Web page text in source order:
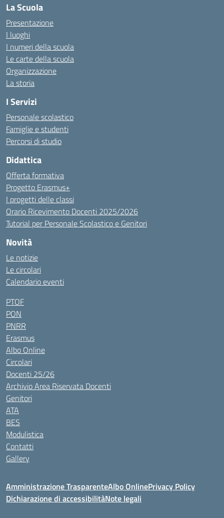
La Scuola
Presentazione
I luoghi
I numeri della scuola
Le carte della scuola
Organizzazione
La storia
I Servizi
Personale scolastico
Famiglie e studenti
Percorsi di studio
Didattica
Offerta formativa
Progetto Erasmus+
I progetti delle classi
Orario Ricevimento Docenti 2025/2026
Tutorial per Personale Scolastico e Genitori
Novità
Le notizie
Le circolari
Calendario eventi
PTOF
PON
PNRR
Erasmus
Albo Online
Circolari
Docenti 25/26
Archivio Area Riservata Docenti
Genitori
ATA
BES
Modulistica
Contatti
Gallery
Amministrazione TrasparenteAlbo OnlinePrivacy Policy
Dichiarazione di accessibilitàNote legali